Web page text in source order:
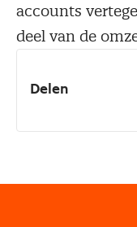
accounts
deel van de
Delen